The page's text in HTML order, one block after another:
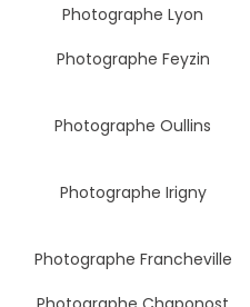
Photographe Lyon
Photographe Feyzin
Photographe Oullins
Photographe Irigny
Photographe Francheville